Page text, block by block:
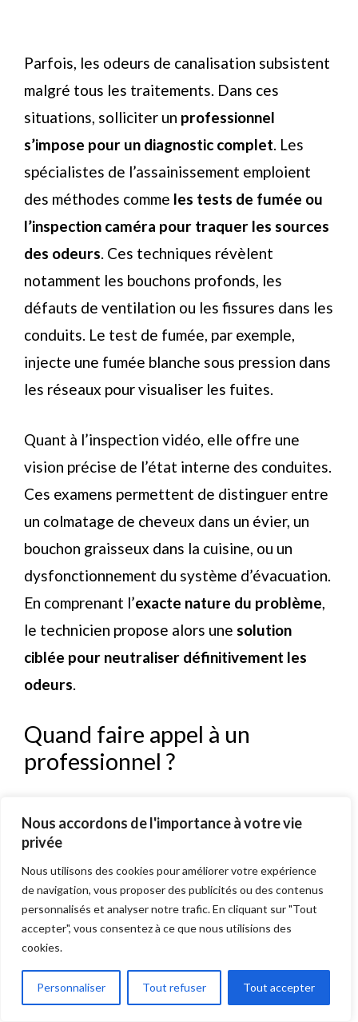
Nous accordons de l'importance à votre vie
privée
Nous utilisons des cookies pour améliorer votre expérience
de navigation, vous proposer des publicités ou des contenus
personnalisés et analyser notre trafic. En cliquant sur "Tout
accepter", vous consentez à ce que nous utilisions des
cookies.
Personnaliser Tout refuser Tout accepter
Parfois, les odeurs de canalisation subsistent
malgré tous les traitements. Dans ces
situations, solliciter un professionnel
s’impose pour un diagnostic complet. Les
spécialistes de l’assainissement emploient
des méthodes comme les tests de fumée ou
l’inspection caméra pour traquer les sources
des odeurs. Ces techniques révèlent
notamment les bouchons profonds, les
défauts de ventilation ou les fissures dans les
conduits. Le test de fumée, par exemple,
injecte une fumée blanche sous pression dans
les réseaux pour visualiser les fuites.
Quant à l’inspection vidéo, elle offre une
vision précise de l’état interne des conduites.
Ces examens permettent de distinguer entre
un colmatage de cheveux dans un évier, un
bouchon graisseux dans la cuisine, ou un
dysfonctionnement du système d’évacuation.
En comprenant l’exacte nature du problème,
le technicien propose alors une solution
ciblée pour neutraliser définitivement les
odeurs.
Quand faire appel à un
professionnel ?
debouchage interviennent avec des
la racine du problème pour supprimer
durablement les odeurs.
systématiquement un devis détaillé précisant